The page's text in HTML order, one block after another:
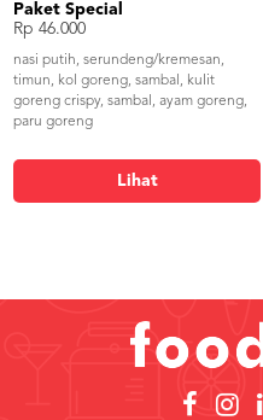
Paket Special
Rp 46.000
nasi putih, serundeng/kremesan,
timun, kol goreng, sambal, kulit
goreng crispy, sambal, ayam goreng,
paru goreng
Lihat